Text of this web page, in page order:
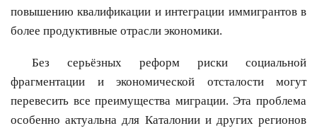
повышению квалификации и интеграции иммигрантов в
более продуктивные отрасли экономики.
Без серьёзных реформ риски социальной
фрагментации и экономической отсталости могут
перевесить все преимущества миграции. Эта проблема
особенно актуальна для Каталонии и других регионов